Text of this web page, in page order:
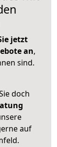
jetzt
an,
sind.
doch
auf